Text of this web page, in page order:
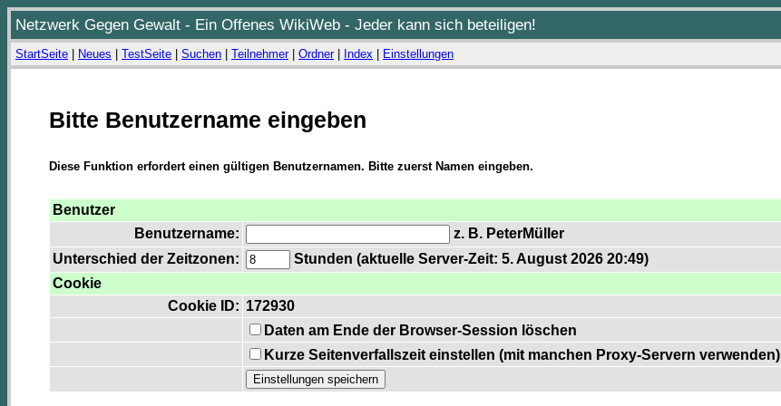
Netzwerk Gegen Gewalt - Ein Offenes WikiWeb - Jeder kann sich beteiligen!
StartSeite Neues TestSeite Suchen Teilnehmer| Ordner| Index Einstellungen
Bitte Benutzername eingeben
Diese Funktion erfordert einen gültigen Benutzernamen. Bitte zuerst Namen eingeben.
Benutzer
Benutzername:
z. B. PeterMüller
Unterschied der Zeitzonen:
Stunden (aktuelle Server-Zeit: 5. August 2026 20:49)
Cookie
Cookie ID: 172930
Daten am Ende der Browser-Session löschen
Kurze Seitenverfallszeit einstellen (mit manchen Proxy-Servern verwenden)